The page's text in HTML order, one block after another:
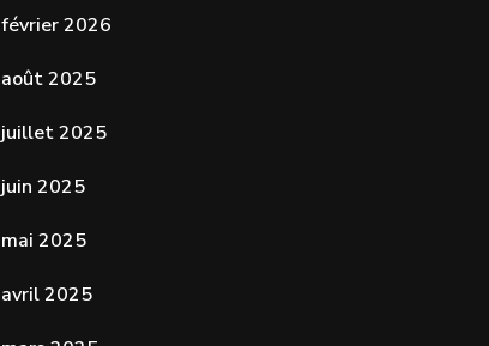
février 2026
août 2025
juillet 2025
juin 2025
mai 2025
avril 2025